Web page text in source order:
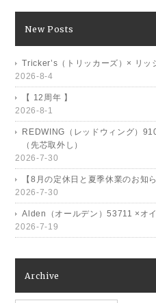
New Posts
Tricker’s（トリッカーズ）× リッ
2026-8-4
【 12周年 】
2026-8-1
REDWING（レッドウィング）
（先芯取外し）
2026-7-30
【8月の定休日と夏季休業のお知ら
2026-7-30
Alden（オールデン）53711 ×オ
2026-7-19
Archive